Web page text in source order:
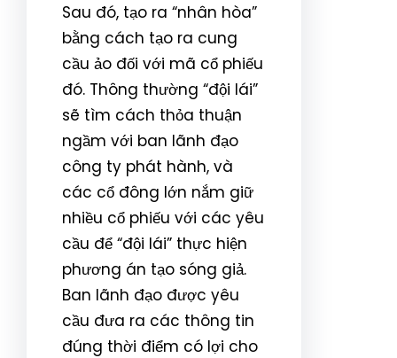
Sau đó, tạo ra “nhân hòa”
bằng cách tạo ra cung
cầu ảo đối với mã cổ phiếu
đó. Thông thường “đội lái”
sẽ tìm cách thỏa thuận
ngầm với ban lãnh đạo
công ty phát hành, và
các cổ đông lớn nắm giữ
nhiều cổ phiếu với các yêu
cầu để “đội lái” thực hiện
phương án tạo sóng giả.
Ban lãnh đạo được yêu
cầu đưa ra các thông tin
đúng thời điểm có lợi cho